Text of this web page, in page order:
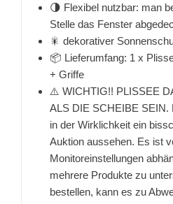
🌗 Flexibel nutzbar: man
Stelle das Fenster
🎇 dekorativer
📦 Lieferumfang: 1 x
+ Griffe
⚠️ WICHTIG!! PLISSEE
ALS DIE SCHEIBE SEIN.
in der Wirklichkeit ein
Auktion aussehen. Es ist
Monitoreinstellungen
mehrere Produkte zu
bestellen, kann es zu